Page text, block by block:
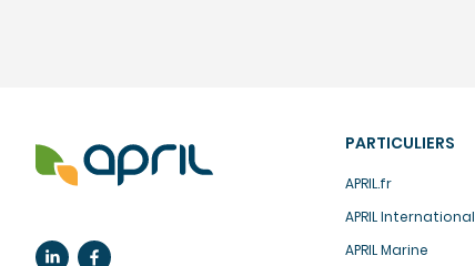
PARTICULIERS
APRIL.fr
APRIL International
APRIL Marine